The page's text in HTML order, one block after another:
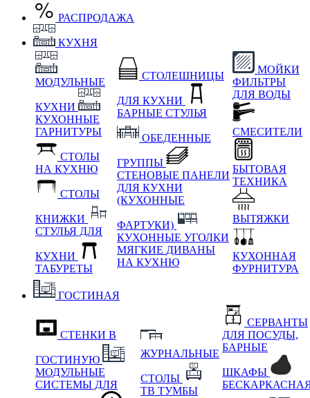
РАСПРОДАЖА
КУХНЯ
МОДУЛЬНЫЕ
КУХНИ
КУХОННЫЕ
ГАРНИТУРЫ
СТОЛЫ
НА КУХНЮ
СТОЛЫ
КНИЖКИ
СТУЛЬЯ ДЛЯ
КУХНИ
ТАБУРЕТЫ
СТОЛЕШНИЦЫ
ДЛЯ КУХНИ
БАРНЫЕ СТУЛЬЯ
ОБЕДЕННЫЕ
ГРУППЫ
СТЕНОВЫЕ ПАНЕЛИ
ДЛЯ КУХНИ
(КУХОННЫЕ
ФАРТУКИ)
КУХОННЫЕ УГОЛКИ
МЯГКИЕ ДИВАНЫ
НА КУХНЮ
МОЙКИ
ФИЛЬТРЫ
ДЛЯ ВОДЫ
СМЕСИТЕЛИ
БЫТОВАЯ
ТЕХНИКА
ВЫТЯЖКИ
КУХОННАЯ
ФУРНИТУРА
ГОСТИНАЯ
СТЕНКИ В
ГОСТИНУЮ
МОДУЛЬНЫЕ
СИСТЕМЫ ДЛЯ
ЖУРНАЛЬНЫЕ
СТОЛЫ
ТВ ТУМБЫ
СЕРВАНТЫ
ДЛЯ ПОСУДЫ,
БАРНЫЕ
ШКАФЫ